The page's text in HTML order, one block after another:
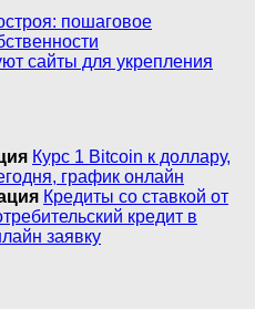
пошаговое
сайты для укрепления
Курс 1 Bitcoin к доллару,
график онлайн
Кредиты со ставкой от
кредит в
заявку